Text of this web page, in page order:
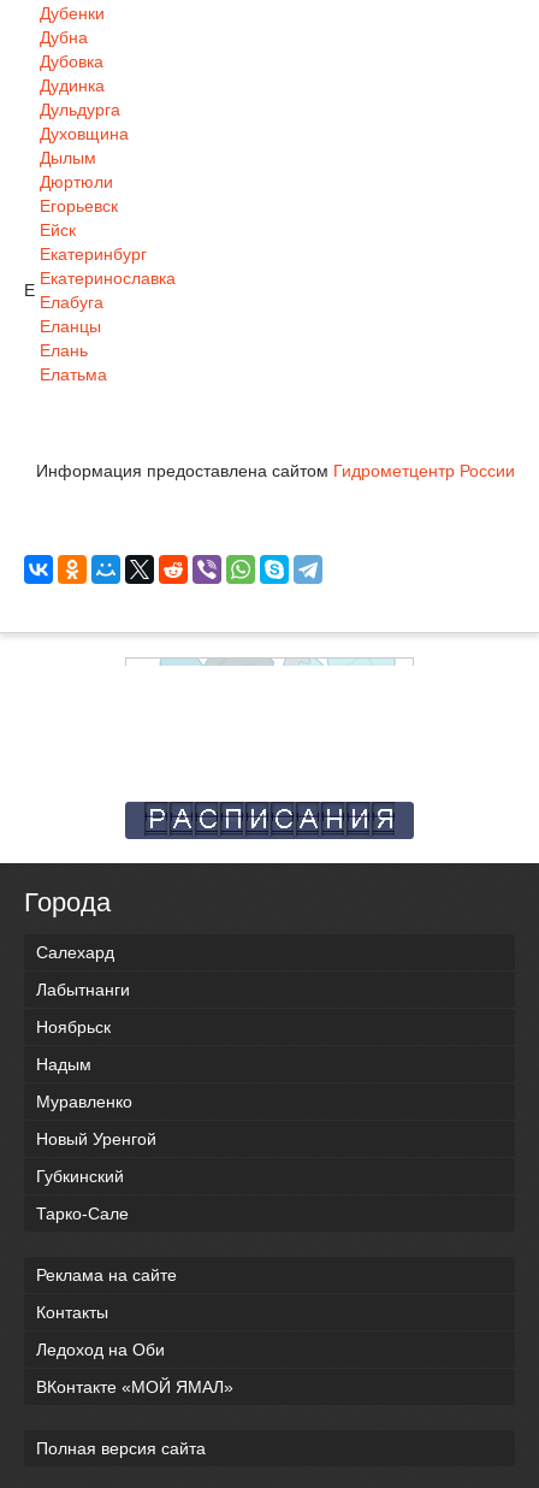
Дубенки
Дубна
Дубовка
Дудинка
Дульдурга
Духовщина
Дылым
Дюртюли
Е
Егорьевск
Ейск
Екатеринбург
Екатеринославка
Елабуга
Еланцы
Елань
Елатьма
Информация предоставлена сайтом Гидрометцентр России
Города
Салехард
Лабытнанги
Ноябрьск
Надым
Муравленко
Новый Уренгой
Губкинский
Тарко-Сале
Реклама на сайте
Контакты
Ледоход на Оби
ВКонтакте «МОЙ ЯМАЛ»
Полная версия сайта